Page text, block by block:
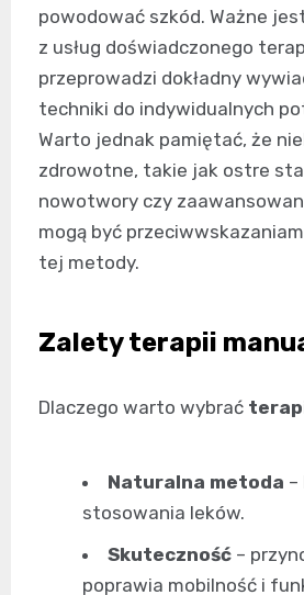
powodować szkód. Ważne
z usług doświadczonego
przeprowadzi dokładny
techniki do indywidualnych
Warto jednak pamiętać, że
zdrowotne, takie jak ostre
nowotwory czy
mogą być
tej metody.
Zalety terapii
Dlaczego warto wybrać
Naturalna metoda
stosowania leków.
Skuteczność –
poprawia mobilność i